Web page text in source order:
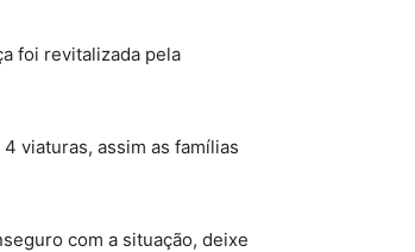
foi revitalizada pela
viaturas, assim as famílias
com a situação, deixe